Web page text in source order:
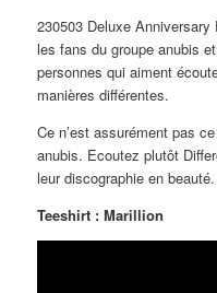
230503 Deluxe
les fans du groupe anubis
personnes qui aiment
manières différentes.
Ce n’est assurément pas
anubis. Ecoutez plutôt
leur discographie en beauté.
Teeshirt : Marillion